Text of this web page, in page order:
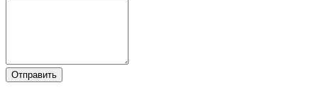
Отправить